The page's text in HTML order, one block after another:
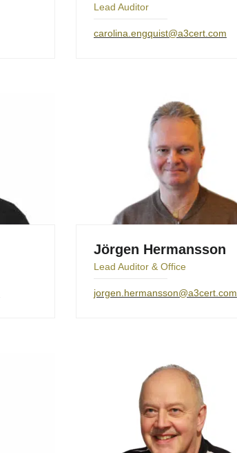
Lead Auditor
carolina.engquist@a3cert.com
Jörgen Hermansson
Lead Auditor & Office
jorgen.hermansson@a3cert.com